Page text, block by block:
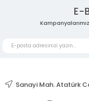
E-
Sanayi Mah. Atatürk